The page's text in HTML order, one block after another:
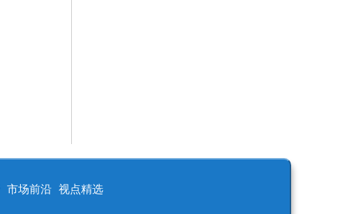
市场前沿 视点精选